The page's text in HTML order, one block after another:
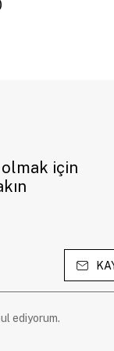
için
ediyorum.